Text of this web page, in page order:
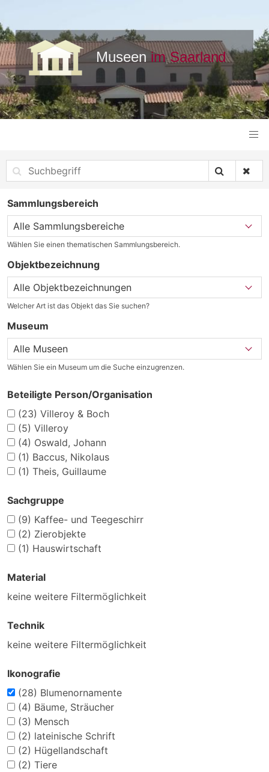
Sammlungsbereich
Wählen Sie einen thematischen Sammlungsbereich.
Objektbezeichnung
Welcher Art ist das Objekt das Sie suchen?
Museum
Wählen Sie ein Museum um die Suche einzugrenzen.
Beteiligte Person/Organisation
(23) Villeroy & Boch
(5) Villeroy
(4) Oswald, Johann
(1) Baccus, Nikolaus
(1) Theis, Guillaume
Sachgruppe
(9) Kaffee- und Teegeschirr
(2) Zierobjekte
(1) Hauswirtschaft
Material
keine weitere Filtermöglichkeit
Technik
keine weitere Filtermöglichkeit
Ikonografie
(28) Blumenornamente
(4) Bäume, Sträucher
(3) Mensch
(2) lateinische Schrift
(2) Hügellandschaft
(2) Tiere